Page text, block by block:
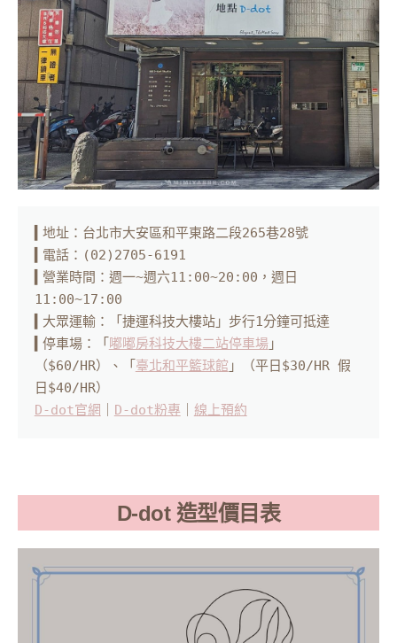
▍地址：台北市大安區和平東路二段265巷28號
▍電話：(02)2705-6191
▍營業時間：週一~週六11:00~20:00，週日
11:00~17:00
▍大眾運輸：「捷運科技大樓站」步行1分鐘可抵達
▍停車場：「 嘟嘟房科技大樓二站停車場」
（$60/HR）、「 臺北和平籃球館 」（平日$30/HR 假
D-dot官網
D-dot粉專 線上預約
D-dot 造型價目表